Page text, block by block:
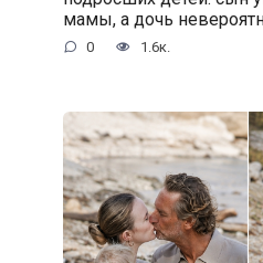
мамы, а дочь
0 1.6к.